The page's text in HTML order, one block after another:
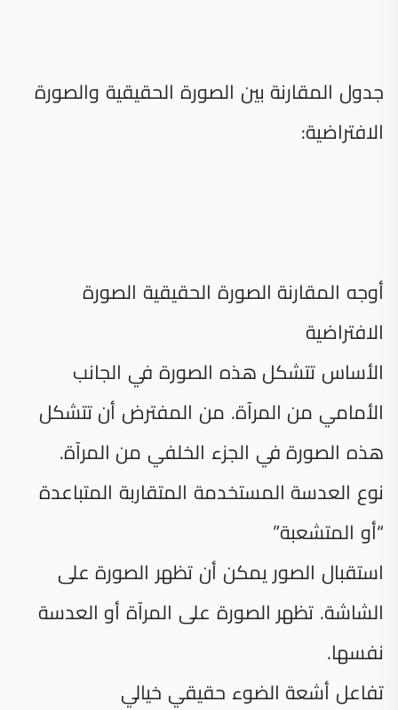
جدول المقارنة بين الصورة الحقيقية والصورة
الافتراضية:
أوجه المقارنة الصورة الحقيقية الصورة
الافتراضية
الأساس تتشكل هذه الصورة في الجانب
الأمامي من المرآة. من المفترض أن تتشكل
هذه الصورة في الجزء الخلفي من المرآة.
نوع العدسة المستخدمة المتقاربة المتباعدة
“أو المتشعبة”
استقبال الصور يمكن أن تظهر الصورة على
الشاشة. تظهر الصورة على المرآة أو العدسة
نفسها.
تفاعل أشعة الضوء حقيقي خيالي